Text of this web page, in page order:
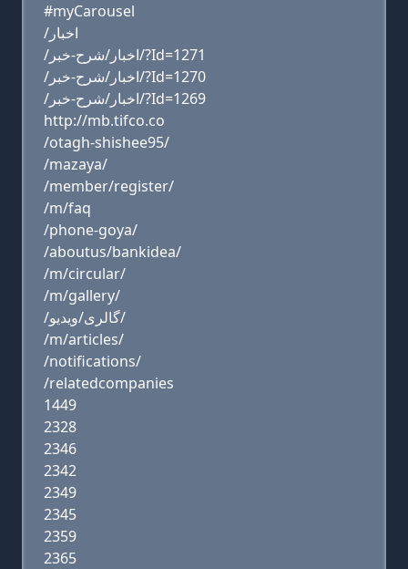
#myCarousel
/اخبار
/اخبار/شرح-خبر/?Id=1271
/اخبار/شرح-خبر/?Id=1270
/اخبار/شرح-خبر/?Id=1269
http://mb.tifco.co
/otagh-shishee95/
/mazaya/
/member/register/
/m/faq
/phone-goya/
/aboutus/bankidea/
/m/circular/
/m/gallery/
/گالری/ویدیو/
/m/articles/
/notifications/
/relatedcompanies
1449
2328
2346
2342
2349
2345
2359
2365